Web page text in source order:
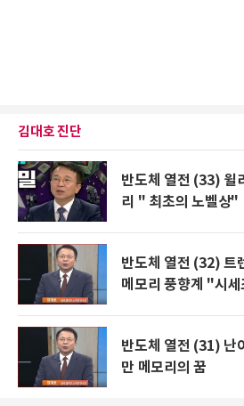
김대호 진단
반도체 열전 (33) 윌
리 " 최초의 노벨상"
반도체 열전 (32)
메모리 풍향계 "시
반도체 열전 (31) 난
만 메모리의 꿈